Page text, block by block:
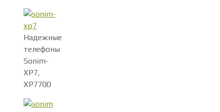
Надежные
телефоны
Sonim-
XP7,
XP7700